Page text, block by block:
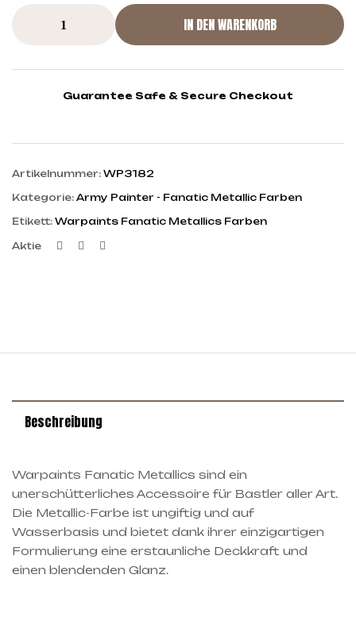
IN DEN WARENKORB
Guarantee Safe & Secure Checkout
Artikelnummer: WP3182
Kategorie: Army Painter - Fanatic Metallic Farben
Etikett: Warpaints Fanatic Metallics Farben
Aktie Facebook
Twitter
Beschreibung
Warpaints Fanatic Metallics sind ein
unerschütterliches Accessoire für Bastler aller Art.
Die Metallic-Farbe ist ungiftig und auf
Wasserbasis und bietet dank ihrer einzigartigen
Formulierung eine erstaunliche Deckkraft und
einen blendenden Glanz.